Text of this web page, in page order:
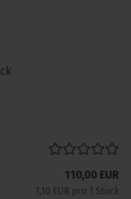
110,00 EUR
1,10 EUR pro 1 Stück